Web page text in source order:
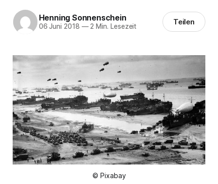
Henning Sonnenschein
06 Juni 2018 —2 Min. Lesezeit Teilen
© Pixabay